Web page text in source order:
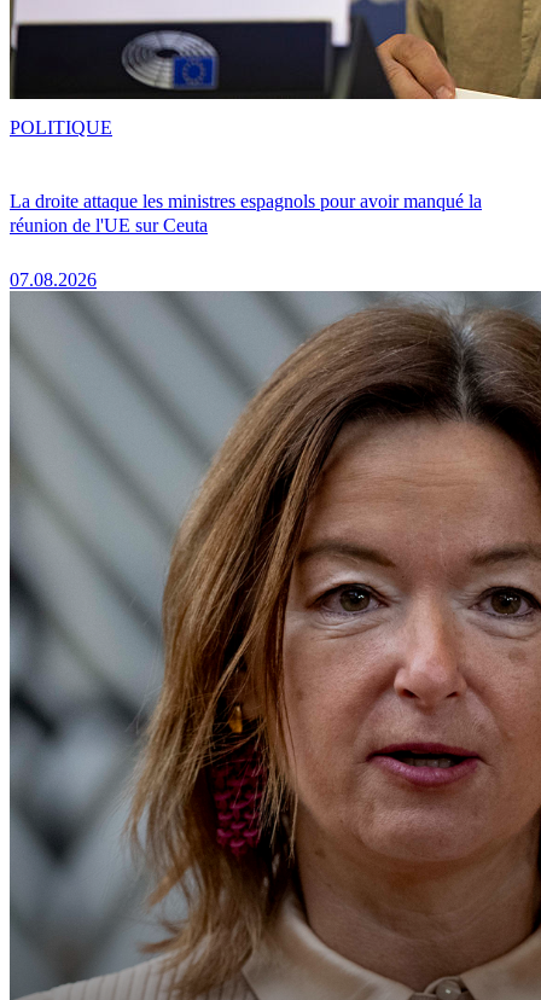
La droite attaque les ministres espagnols pour avoir manqué la
réunion de l'UE sur Ceuta
07.08.2026
POLITIQUE